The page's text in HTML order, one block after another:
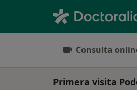
Consulta
Primera visita